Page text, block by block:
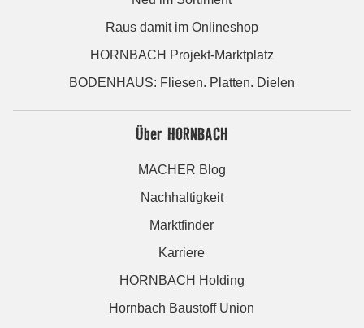
Raus damit im Onlineshop
HORNBACH Projekt-Marktplatz
BODENHAUS: Fliesen. Platten. Dielen
Über HORNBACH
MACHER Blog
Nachhaltigkeit
Marktfinder
Karriere
HORNBACH Holding
Hornbach Baustoff Union